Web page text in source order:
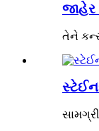
જાહેર
તેને